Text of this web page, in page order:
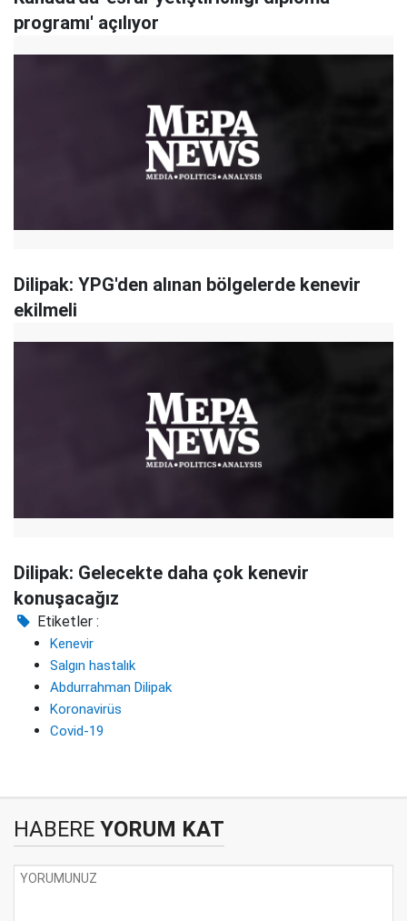
programı' açılıyor
Dilipak: YPG'den alınan bölgelerde kenevir
ekilmeli
Dilipak: Gelecekte daha çok kenevir
konuşacağız
Etiketler :
Kenevir
Salgın hastalık
Abdurrahman Dilipak
Koronavirüs
Covid-19
HABERE YORUM KAT